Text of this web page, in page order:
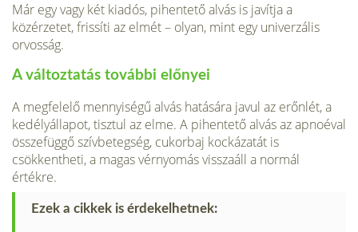
Már egy vagy két kiadós, pihentető alvás is javítja a
közérzetet, frissíti az elmét – olyan, mint egy univerzális
orvosság.
A változtatás további előnyei
A megfelelő mennyiségű alvás hatására javul az erőnlét, a
kedélyállapot, tisztul az elme. A pihentető alvás az apnoéval
összefüggő szívbetegség, cukorbaj kockázatát is
csökkentheti, a magas vérnyomás visszaáll a normál
értékre.
Ezek a cikkek is érdekelhetnek: